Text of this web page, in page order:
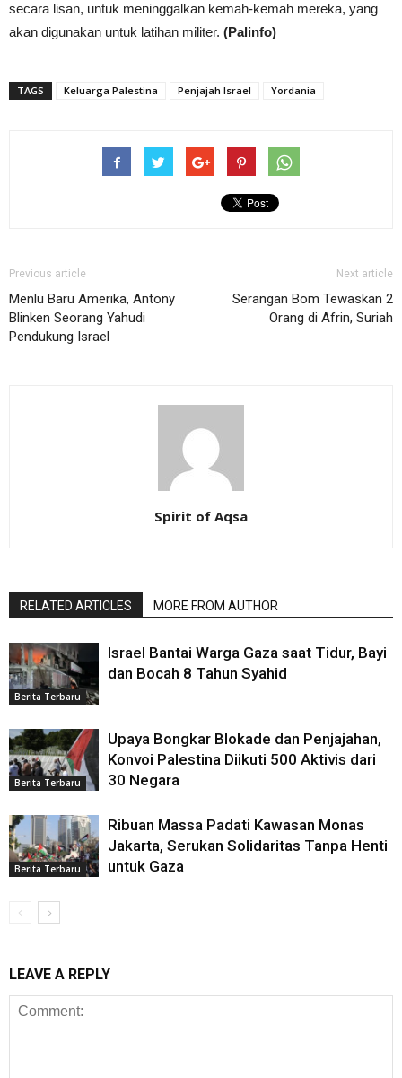
secara lisan, untuk meninggalkan kemah-kemah mereka, yang
akan digunakan untuk latihan militer. (Palinfo)
TAGS Keluarga Palestina Penjajah Israel Yordania
Previous article
Menlu Baru Amerika, Antony
Blinken Seorang Yahudi
Pendukung Israel
Next article
Serangan Bom Tewaskan 2
Orang di Afrin, Suriah
Spirit of Aqsa
RELATED ARTICLES MORE FROM AUTHOR
Berita Terbaru
Israel Bantai Warga Gaza saat Tidur, Bayi
dan Bocah 8 Tahun Syahid
Berita Terbaru
Upaya Bongkar Blokade dan Penjajahan,
Konvoi Palestina Diikuti 500 Aktivis dari
30 Negara
Berita Terbaru
Ribuan Massa Padati Kawasan Monas
Jakarta, Serukan Solidaritas Tanpa Henti
untuk Gaza
LEAVE A REPLY